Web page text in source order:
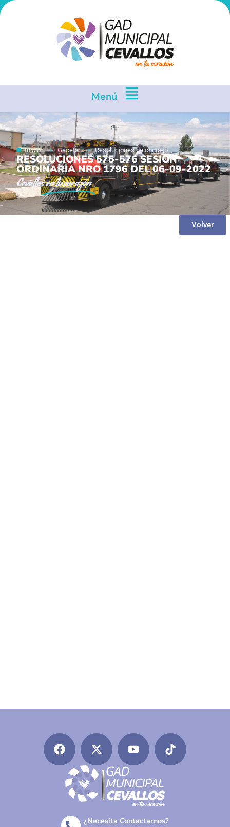
Menú
Inicio Gaceta Resoluciones de concejo
RESOLUCIONES 575-576 SESION
ORDINARIA NRO 1796 DEL 06-09-2022
Cevallosen tu corazón
Volver
¿Necesita Contactarnos?